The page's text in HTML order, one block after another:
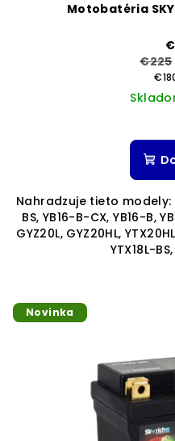
Motobatéria
€225
Nahradzuje tieto modely:
BS, YB16-B-CX, YB16-B,
GYZ20L, GYZ20HL,
YTX18L-
Novinka